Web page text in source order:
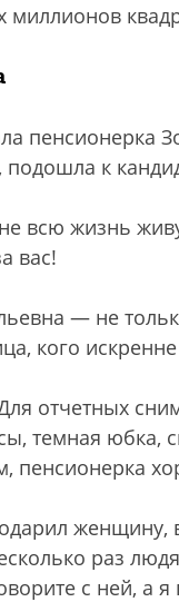
миллионов
к
всю жизнь
вас!
— не
кого
отчетных
темная юбка,
пенсионерка
раз
с ней, а